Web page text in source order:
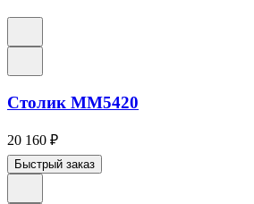
Столик ММ5420
20 160 ₽
Быстрый заказ